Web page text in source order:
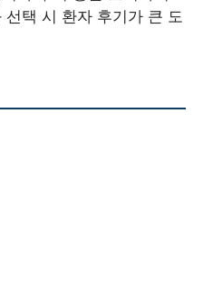
택 시 환자 후기가 큰 도